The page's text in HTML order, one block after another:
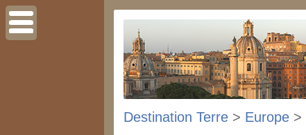
Destination Terre > Europe >